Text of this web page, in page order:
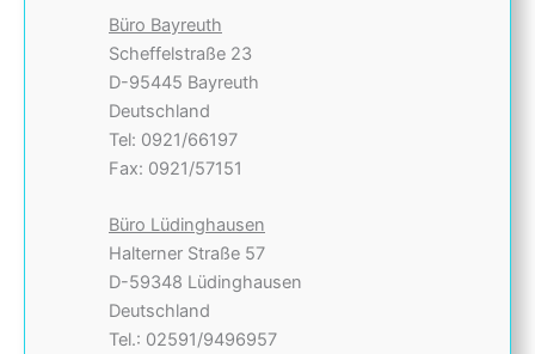
Büro Bayreuth
Scheffelstraße 23
D-95445 Bayreuth
Deutschland
Tel: 0921/66197
Fax: 0921/57151
Büro Lüdinghausen
Halterner Straße 57
D-59348 Lüdinghausen
Deutschland
Tel.: 02591/9496957